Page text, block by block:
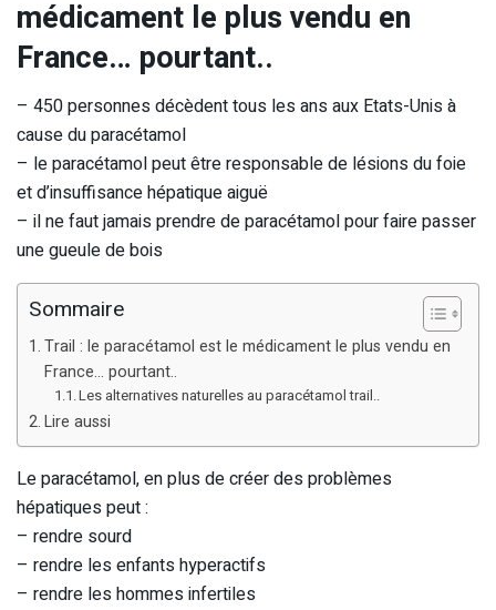
médicament le plus vendu en
France… pourtant..
– 450 personnes décèdent tous les ans aux Etats-Unis à
cause du paracétamol
– le paracétamol peut être responsable de lésions du foie
et d’insuffisance hépatique aiguë
– il ne faut jamais prendre de paracétamol pour faire passer
une gueule de bois
Sommaire
Trail : le paracétamol est le médicament le plus vendu en
France… pourtant..
Les alternatives naturelles au paracétamol trail..
Lire aussi
Le paracétamol, en plus de créer des problèmes
hépatiques peut :
– rendre sourd
– rendre les enfants hyperactifs
– rendre les hommes infertiles